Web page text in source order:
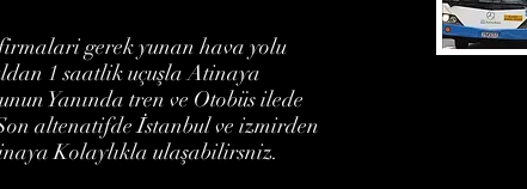
gerek yunan hava yolu
1 saatlik uçuşla Atinaya
Yanında tren ve Otobüs ilede
altenatifde İstanbul ve izmirden
Kolaylıkla ulaşabilirsniz.